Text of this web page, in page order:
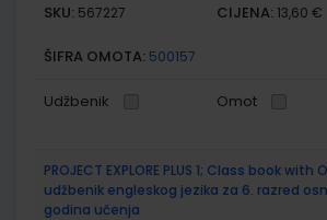
SKU: 567227 CIJENA: 13,60 €
ŠIFRA OMOTA: 500157
Udžbenik Omot
PROJECT EXPLORE PLUS 1; Class book
udžbenik engleskog jezika za 6. razred
godina učenja